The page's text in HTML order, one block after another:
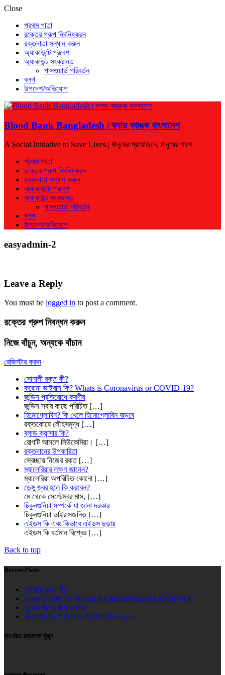
Close
প্রথম পাতা
রক্তের গ্রুপ নিবন্ধিকরন
রক্তদাতা সন্ধান করুন
অ্যাকাউন্টে প্রবেশ
অ্যাকাউন্ট সংক্রান্ত
পাসওয়ার্ড পরিবর্তন
ব্লগ
উপদেশ/অভিযোগ
Blood Bank Bangladesh | ব্লাড ব্যাঙ্ক বাংলাদেশ
A Social Initiative to Save Lives | মানুষের প্রয়োজনে, মানুষের পাশে
প্রথম পাতা
রক্তের গ্রুপ নিবন্ধিকরন
রক্তদাতা সন্ধান করুন
অ্যাকাউন্টে প্রবেশ
অ্যাকাউন্ট সংক্রান্ত
পাসওয়ার্ড পরিবর্তন
ব্লগ
উপদেশ/অভিযোগ
easyadmin-2
Leave a Reply
You must be logged in to post a comment.
রক্তের গ্রুপ নিবন্ধন করুন
নিজে বাঁচুন, অন্যকে বাঁচান
রেজিস্টার করুন
সোনালী রক্ত কী?
করোনা ভাইরাস কি? Whats is Coronavirus or COVID-19?
জন্ডিস প্রতিরোধে করণীয়
জন্ডিস সবার কাছে পরিচিত […]
হিমোগ্লোবিন? কি খেলে হিমোগ্লোবিন বাড়বে
রক্তকোষে লৌহসমৃদ্ধ […]
ব্লাড ক্যান্সার কি?
রোগটি আসলে লিউকেমিয়া। […]
রক্তদানের উপকারিতা
স্বেচ্ছায় নিজের রক্ত […]
ম্যালেরিয়ার লক্ষণ জানেন?
ম্যালেরিয়া অপরিচিত কোনো […]
ডেঙ্গু জ্বর হলে কি করবেন?
মে থেকে সেপ্টেম্বর মাস, […]
চিকুনগুনিয়া সম্পর্কে যা জানা দরকার
চিকুনগুনিয়া ভাইরাসজনিত […]
এইডস কি এবং কিভাবে এইডস ছড়ায়
এইডস কি বর্তমান বিশ্বের […]
Back to top
Recent Posts
সোনালী রক্ত কী?
করোনা ভাইরাস কি? Whats is Coronavirus or COVID-19?
জন্ডিস প্রতিরোধে করণীয়
হিমোগ্লোবিন? কি খেলে হিমোগ্লোবিন বাড়বে
নাম দিয়ে রক্তদাতা খুঁজুন